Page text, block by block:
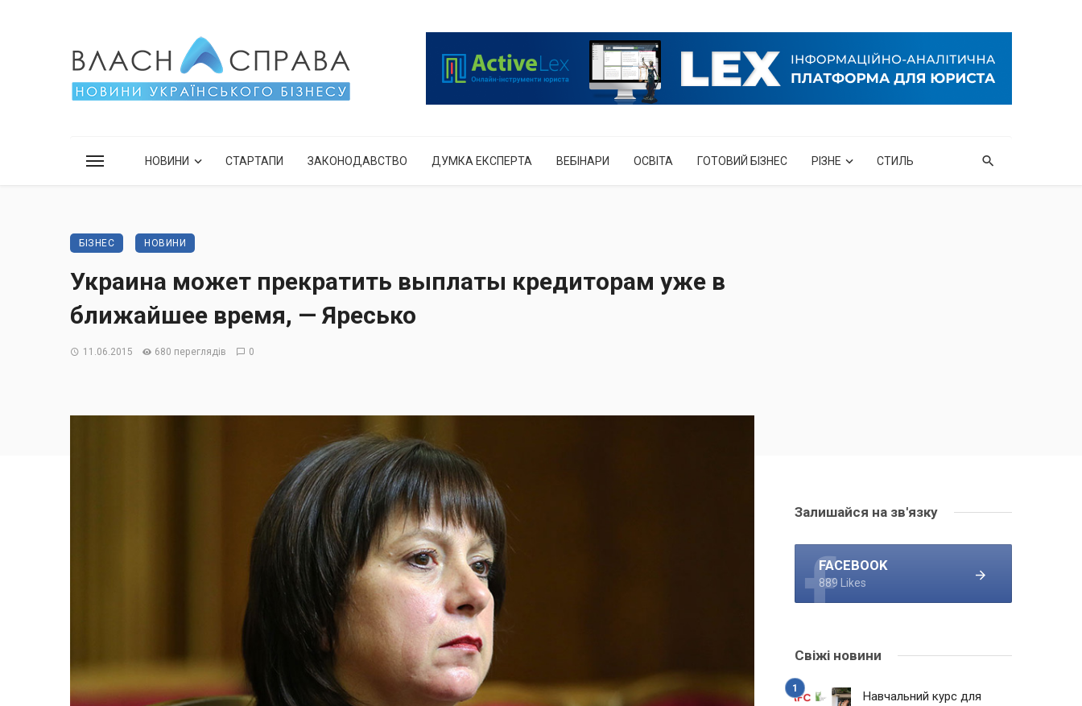
НОВИНИ СТАРТАПИ ЗАКОНОДАВСТВО ДУМКА ЕКСПЕРТА ВЕБІНАРИ ОСВІТА ГОТОВИЙ БІЗНЕС РІЗНЕ СТИЛЬ
БІЗНЕС НОВИНИ
Украина может прекратить выплаты кредиторам уже в
ближайшее время, — Яресько
11.06.2015 680 переглядів 0
Залишайся на зв'язку
FACEBOOK
889 Likes
Свіжі новини
Навчальний курс для